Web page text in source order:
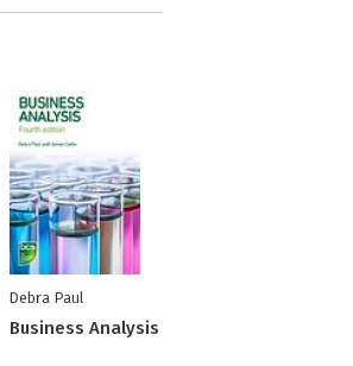
Debra Paul
Business Analysis